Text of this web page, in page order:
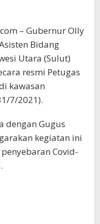
– Gubernur Olly
Bidang
Utara (Sulut)
resmi Petugas
kawasan
7/2021).
dengan Gugus
kegiatan ini
Covid-